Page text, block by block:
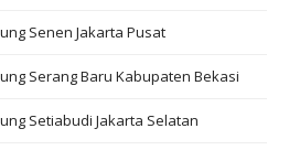
Senen Jakarta Pusat
Serang Baru Kabupaten Bekasi
Setiabudi Jakarta Selatan